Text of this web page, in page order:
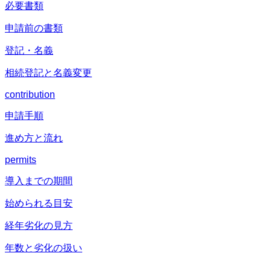
必要書類
申請前の書類
登記・名義
相続登記と名義変更
contribution
申請手順
進め方と流れ
permits
導入までの期間
始められる目安
経年劣化の見方
年数と劣化の扱い